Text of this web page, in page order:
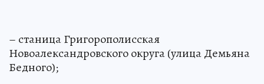
– станица Григорополисская
Новоалександровского округа (улица Демьяна
Бедного);